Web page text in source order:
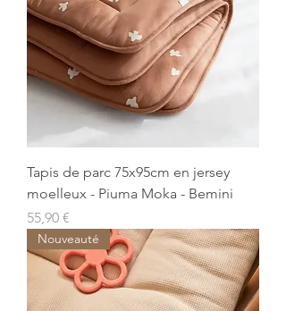
Tapis de parc 75x95cm en jersey
moelleux - Piuma Moka - Bemini
Prix
55,90 €
Nouveauté